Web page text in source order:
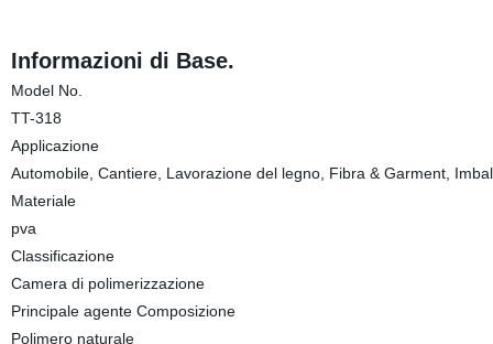
Informazioni di Base.
Model No.
TT-318
Applicazione
Automobile, Cantiere, Lavorazione del legno, Fibra & Garment,
Materiale
pva
Classificazione
Camera di polimerizzazione
Principale agente Composizione
Polimero naturale